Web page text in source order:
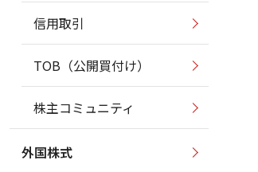
信用取引
TOB（公開買付け）
株主コミュニティ
外国株式